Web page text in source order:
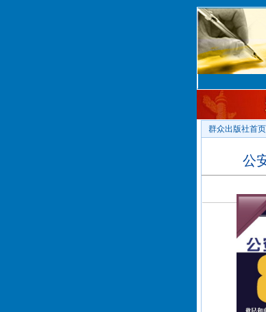
群众出版社首页
公